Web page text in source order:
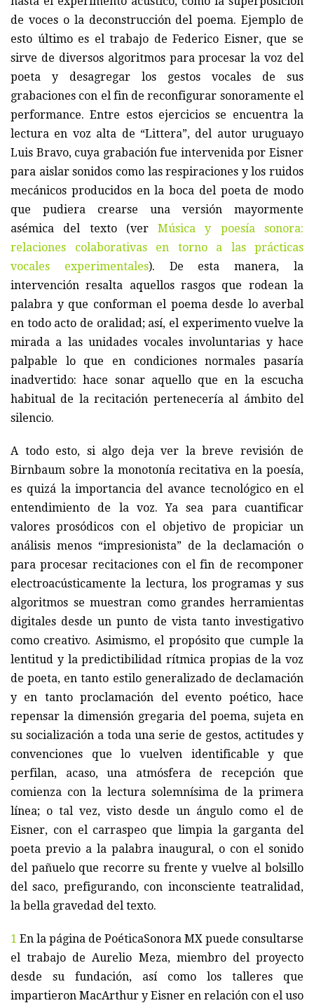
de voces o la deconstrucción del poema. Ejemplo de
esto último es el trabajo de Federico Eisner, que se
sirve de diversos algoritmos para procesar la voz del
poeta y desagregar los gestos vocales de sus
grabaciones con el fin de reconfigurar sonoramente el
performance. Entre estos ejercicios se encuentra la
lectura en voz alta de “Littera”, del autor uruguayo
Luis Bravo, cuya grabación fue intervenida por Eisner
para aislar sonidos como las respiraciones y los ruidos
mecánicos producidos en la boca del poeta de modo
que pudiera crearse una versión mayormente
asémica del texto (verMúsica y poesía sonora:
relaciones colaborativas en torno a las prácticas
vocales experimentales). De esta manera, la
intervención resalta aquellos rasgos que rodean la
palabra y que conforman el poema desde lo averbal
en todo acto de oralidad; así, el experimento vuelve la
mirada a las unidades vocales involuntarias y hace
palpable lo que en condiciones normales pasaría
inadvertido: hace sonar aquello que en la escucha
habitual de la recitación pertenecería al ámbito del
silencio.
A todo esto, si algo deja ver la breve revisión de
Birnbaum sobre la monotonía recitativa en la poesía,
es quizá la importancia del avance tecnológico en el
entendimiento de la voz. Ya sea para cuantificar
valores prosódicos con el objetivo de propiciar un
análisis menos “impresionista” de la declamación o
para procesar recitaciones con el fin de recomponer
electroacústicamente la lectura, los programas y sus
algoritmos se muestran como grandes herramientas
digitales desde un punto de vista tanto investigativo
como creativo. Asimismo, el propósito que cumple la
lentitud y la predictibilidad rítmica propias de la voz
de poeta, en tanto estilo generalizado de declamación
y en tanto proclamación del evento poético, hace
repensar la dimensión gregaria del poema, sujeta en
su socialización a toda una serie de gestos, actitudes y
convenciones que lo vuelven identificable y que
perfilan, acaso, una atmósfera de recepción que
comienza con la lectura solemnísima de la primera
línea; o tal vez, visto desde un ángulo como el de
Eisner, con el carraspeo que limpia la garganta del
poeta previo a la palabra inaugural, o con el sonido
del pañuelo que recorre su frente y vuelve al bolsillo
del saco, prefigurando, con inconsciente teatralidad,
la bella gravedad del texto.
1 En la página de PoéticaSonora MX puede consultarse
el trabajo de Aurelio Meza, miembro del proyecto
desde su fundación, así como los talleres que
impartieron MacArthur y Eisner en relación con el uso